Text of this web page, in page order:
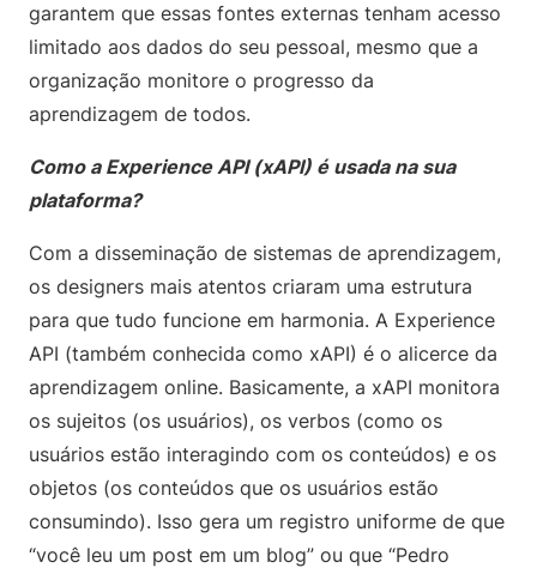
garantem que essas fontes externas tenham acesso
limitado aos dados do seu pessoal, mesmo que a
organização monitore o progresso da
aprendizagem de todos.
Como a Experience API (xAPI) é usada na sua
plataforma?
Com a disseminação de sistemas de aprendizagem,
os designers mais atentos criaram uma estrutura
para que tudo funcione em harmonia. A Experience
API (também conhecida como xAPI) é o alicerce da
aprendizagem online. Basicamente, a xAPI monitora
os sujeitos (os usuários), os verbos (como os
usuários estão interagindo com os conteúdos) e os
objetos (os conteúdos que os usuários estão
consumindo). Isso gera um registro uniforme de que
“você leu um post em um blog” ou que “Pedro